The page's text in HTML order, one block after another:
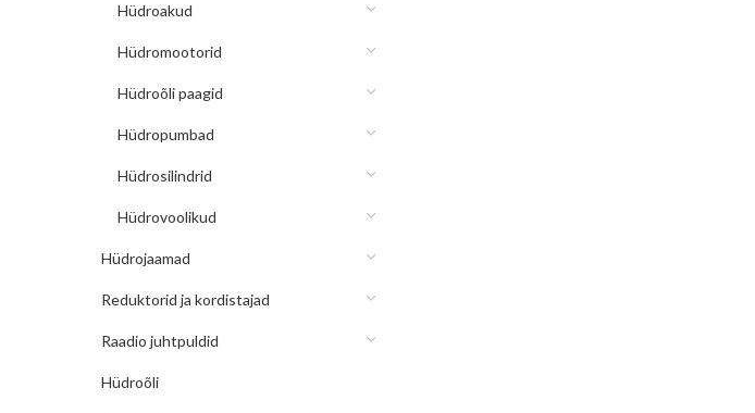
Hüdroakud
Hüdromootorid
Hüdroõli paagid
Hüdropumbad
Hüdrosilindrid
Hüdrovoolikud
Hüdrojaamad
Reduktorid ja kordistajad
Raadio juhtpuldid
Hüdroõli